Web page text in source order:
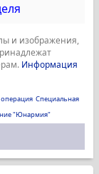
и изображения,
Информация
Специальная
"Юнармия"